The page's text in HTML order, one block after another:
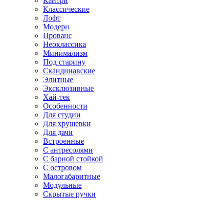
Классические
Лофт
Модерн
Прованс
Неоклассика
Минимализм
Под старину
Скандинавские
Элитные
Эксклюзивные
Хай-тек
Особенности
Для студии
Для хрущевки
Для дачи
Встроенные
С антресолями
С барной стойкой
С островом
Малогабаритные
Модульные
Скрытые ручки